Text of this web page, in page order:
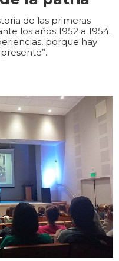
de las primeras
los años 1952 a 1954.
porque hay